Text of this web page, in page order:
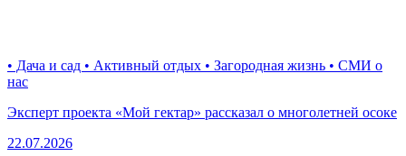
• Дача и сад • Активный отдых • Загородная жизнь • СМИ о
нас
Эксперт проекта «Мой гектар» рассказал о многолетней осоке
22.07.2026